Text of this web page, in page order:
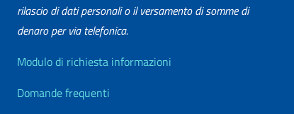
rilascio di dati personali o il versamento di somme di
denaro per via telefonica.
Info utili
Modulo di richiesta informazioni
Domande frequenti